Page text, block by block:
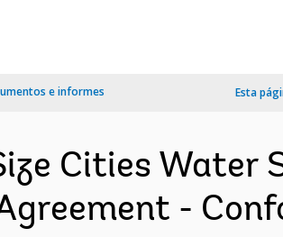
e informes Esta
Cities Water
-